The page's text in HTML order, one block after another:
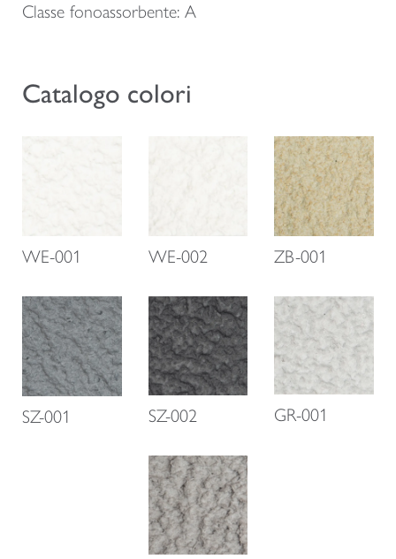
Classe fonoassorbente: A
Catalogo colori
WE-001 WE-002 ZB-001
SZ-001 SZ-002 GR-001